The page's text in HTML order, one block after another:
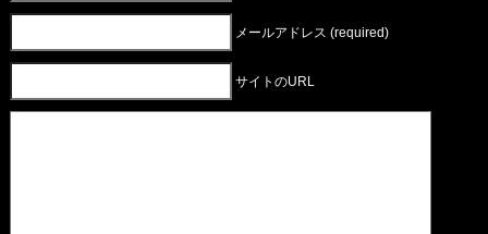
メールアドレス (required)
サイトのURL